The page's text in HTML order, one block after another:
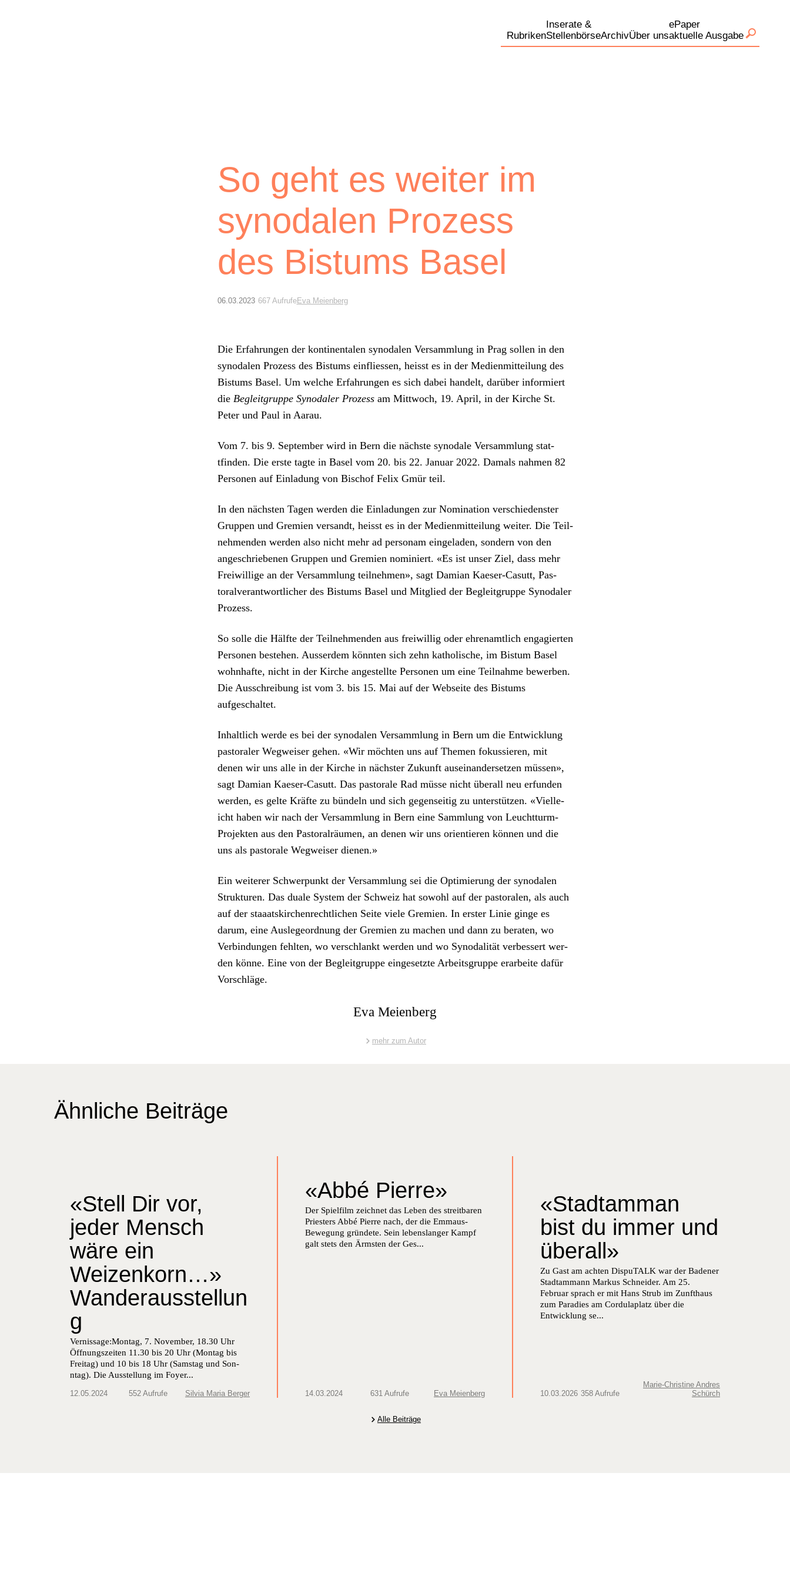
Rubriken
Inserate &
StellenbörseArchivÜber uns
ePaper
aktuelle Ausgabe
So geht es weiter im
synodalen Prozess
des Bistums Basel
06.03.2023 667 AufrufeEva Meienberg
Die Erfahrun­gen der kon­ti­nen­tal­en syn­odalen Ver­samm­lung in Prag sollen in den
syn­odalen Prozess des Bis­tums ein­fliessen, heisst es in der Medi­en­mit­teilung des
Bis­tums Basel. Um welche Erfahrun­gen es sich dabei han­delt, darüber informiert
die Begleit­gruppe Syn­odaler Prozessam Mittwoch, 19. April, in der Kirche St.
Peter und Paul in Aarau.
Vom 7. bis 9. Sep­tem­ber wird in Bern die näch­ste syn­odale Ver­samm­lung stat­
tfind­en. Die erste tagte in Basel vom 20. bis 22. Jan­u­ar 2022. Damals nah­men 82
Per­so­n­en auf Ein­ladung von Bischof Felix Gmür teil.
In den näch­sten Tagen wer­den die Ein­ladun­gen zur Nom­i­na­tion ver­schieden­ster
Grup­pen und Gremien ver­sandt, heisst es in der Medi­en­mit­teilung weit­er. Die Teil­
nehmenden wer­den also nicht mehr ad per­son­am ein­ge­laden, son­dern von den
angeschriebe­nen Grup­pen und Gremien nominiert. «Es ist unser Ziel, dass mehr
Frei­willige an der Ver­samm­lung teil­nehmen», sagt Dami­an Kaeser-Casutt, Pas­
toralver­ant­wortlich­er des Bis­tums Basel und Mit­glied der Begleit­gruppe Syn­odaler
Prozess.
So solle die Hälfte der Teil­nehmenden aus frei­willig oder ehre­namtlich engagierten
Per­so­n­en beste­hen. Ausser­dem kön­nten sich zehn katholis­che, im Bis­tum Basel
wohn­hafte, nicht in der Kirche angestellte Per­so­n­en um eine Teil­nahme bewer­ben.
Die Auss­chrei­bung ist vom 3. bis 15. Mai auf der Web­seite des Bis­tums
aufgeschal­tet.
Inhaltlich werde es bei der syn­odalen Ver­samm­lung in Bern um die Entwick­lung
pas­toraler Weg­weis­er gehen. «Wir möcht­en uns auf The­men fokussieren, mit
denen wir uns alle in der Kirche in näch­ster Zukun­ft auseinan­der­set­zen müssen»,
sagt Dami­an Kaeser-Casutt. Das pas­torale Rad müsse nicht über­all neu erfun­den
wer­den, es gelte Kräfte zu bün­deln und sich gegen­seit­ig zu unter­stützen. «Vielle­
icht haben wir nach der Ver­samm­lung in Bern eine Samm­lung von Leucht­turm-
Pro­jek­ten aus den Pas­toral­räu­men, an denen wir uns ori­en­tieren kön­nen und die
uns als pas­torale Weg­weis­er dienen.»
Ein weit­er­er Schw­er­punkt der Ver­samm­lung sei die Opti­mierung der syn­odalen
Struk­turen. Das duale Sys­tem der Schweiz hat sowohl auf der pas­toralen, als auch
auf der staaatskirchen­rechtlichen Seite viele Gremien. In erster Lin­ie gin­ge es
darum, eine Ausle­ge­ord­nung der Gremien zu machen und dann zu berat­en, wo
Verbindun­gen fehlten, wo ver­schlankt wer­den und wo Syn­odal­ität verbessert wer­
den könne. Eine von der Begleit­gruppe einge­set­zte Arbeits­gruppe erar­beite dafür
Vorschläge.
Eva Meienberg
mehr zum Autor
Ähnliche Beiträge
«Stell Dir vor,
jeder Mensch
wäre ein
Weizenkorn…»
Wanderausstellun
g
Vernissage:Montag, 7. Novem­ber, 18.30 Uhr
Öff­nungszeit­en 11.30 bis 20 Uhr (Mon­tag bis
Fre­itag) und 10 bis 18 Uhr (Sam­stag und Son­
ntag). Die Ausstel­lung im Foy­er...
12.05.2024 552 Aufrufe Silvia Maria Berger
«Abbé Pierre»
Der Spielfilm zeich­net das Leben des stre­it­baren
Priesters Abbé Pierre nach, der die Emmaus-
Bewe­gung grün­dete. Sein lebenslanger Kampf
galt stets den Ärm­sten der Ges...
14.03.2024 631 Aufrufe Eva Meienberg
«Stadtamman
bist du immer und
überall»
Zu Gast am achten DispuTALK war der Badener
Stadtammann Markus Schneider. Am 25.
Februar sprach er mit Hans Strub im Zunfthaus
zum Paradies am Cordulaplatz über die
Entwicklung se...
10.03.2026 358 Aufrufe
Marie-Christine Andres
Schürch
Alle Beiträge